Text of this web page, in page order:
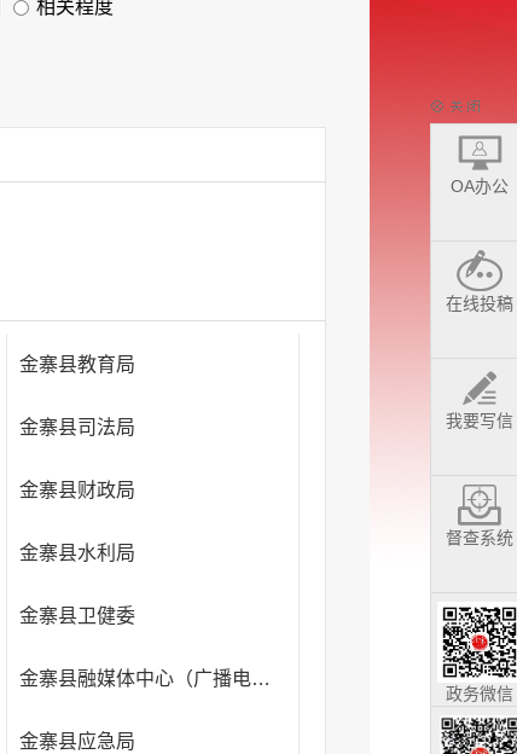
相关程度
金寨县教育局
金寨县司法局
金寨县财政局
金寨县水利局
金寨县卫健委
金寨县融媒体中心（广播电视台）
金寨县应急局
OA办公
在线投稿
我要写信
督查系统
政务微信